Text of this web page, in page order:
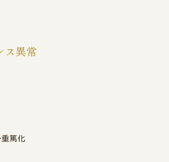
ス異常
重篤化